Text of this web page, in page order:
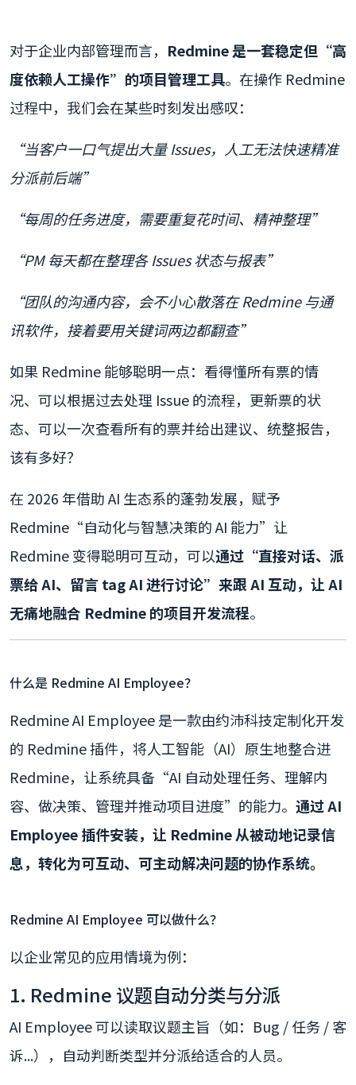
对于企业内部管理而言， Redmine 是一套稳定但“高
度依赖人工操作”的项目管理工具。在操作 Redmine
过程中，我们会在某些时刻发出感叹：
“当客户一口气提出大量 Issues，人工无法快速精准
分派前后端”
“每周的任务进度，需要重复花时间、精神整理”
“PM 每天都在整理各 Issues 状态与报表”
“团队的沟通内容，会不小心散落在 Redmine 与通
讯软件，接着要用关键词两边都翻查”
如果 Redmine 能够聪明一点：看得懂所有票的情
况、可以根据过去处理 Issue 的流程，更新票的状
态、可以一次查看所有的票并给出建议、统整报告，
该有多好？
在 2026 年借助 AI 生态系的蓬勃发展，赋予
Redmine“自动化与智慧决策的 AI 能力”让
Redmine 变得聪明可互动，可以通过“直接对话、派
票给 AI、留言 tag AI 进行讨论”来跟 AI 互动，让 AI
无痛地融合 Redmine 的项目开发流程。
什么是 Redmine AI Employee？
Redmine AI Employee 是一款由约沛科技定制化开发
的 Redmine 插件，将人工智能（AI）原生地整合进
Redmine，让系统具备“AI 自动处理任务、理解内
容、做决策、管理并推动项目进度”的能力。 通过 AI
Employee 插件安装，让 Redmine 从被动地记录信
息，转化为可互动、可主动解决问题的协作系统。
Redmine AI Employee 可以做什么？
以企业常见的应用情境为例：
1. Redmine 议题自动分类与分派
AI Employee 可以读取议题主旨（如：Bug / 任务 / 客
诉...），自动判断类型并分派给适合的人员。